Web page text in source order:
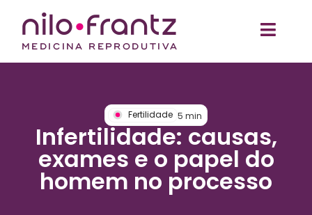
Fertilidade 5 min
Infertilidade: causas,
exames e o papel do
homem no processo